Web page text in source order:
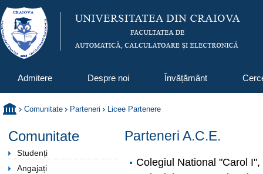
Admitere Despre noi Învățământ
Comunitate Parteneri Licee Partenere
Comunitate
Studenți
Angajați
Parteneri A.C.E.
Colegiul National "Carol